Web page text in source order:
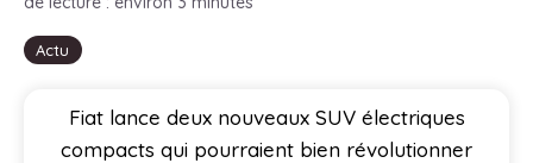
Actu
Fiat lance deux nouveaux SUV électriques
compacts qui pourraient bien révolutionner